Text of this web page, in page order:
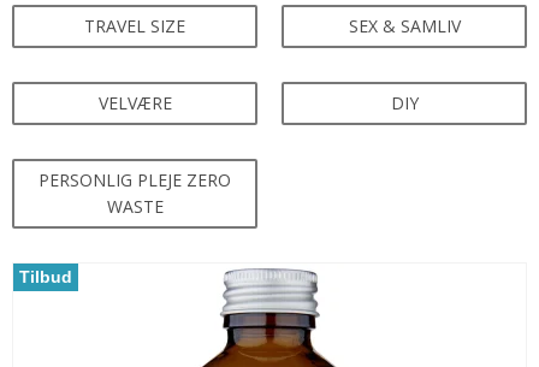
TRAVEL SIZE SEX & SAMLIV
VELVÆRE DIY
PERSONLIG PLEJE ZERO
WASTE
Tilbud